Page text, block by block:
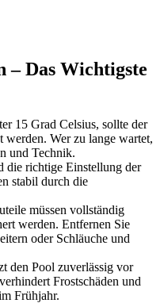
– Das Wichtigste
15 Grad Celsius, sollte der
Wer zu lange wartet,
und Technik.
die richtige Einstellung der
stabil durch die
müssen vollständig
werden. Entfernen Sie
oder Schläuche und
den Pool zuverlässig vor
Frostschäden und
Frühjahr.